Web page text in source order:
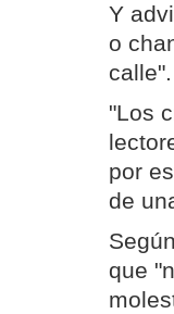
Y
o
calle".
"Los
por
de
que